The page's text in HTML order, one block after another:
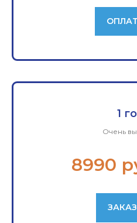
1
Очень
8990